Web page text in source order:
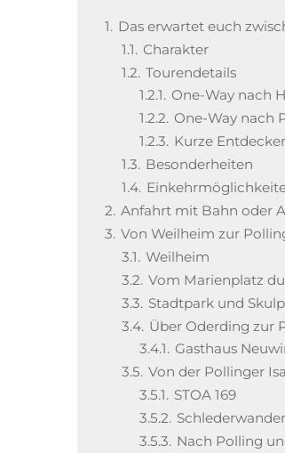
1. Das erwartet euch
1.1. Charakter
1.2. Tourendetails
1.2.1. One-Way nach
1.2.2. One-Way nach
1.2.3. Kurze
1.3. Besonderheiten
1.4.
2. Anfahrt mit Bahn oder
3. Von Weilheim zur
3.1. Weilheim
3.2. Vom Marienplatz
3.3. Stadtpark und
3.4. Über Oderding zur
3.4.1. Gasthaus
3.5. Von der Pollinger
3.5.1. STOA 169
3.5.2.
3.5.3. Nach Polling